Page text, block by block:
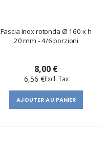
Fascia inox rotonda Ø 160 x h
20 mm - 4/6 porzioni
8,00 €
6,56 €
AJOUTER AU PANIER